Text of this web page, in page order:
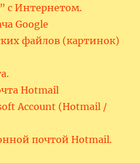
с Интернетом.
Google
файлов (картинок)
Hotmail
Account (Hotmail /
почтой Hotmail.